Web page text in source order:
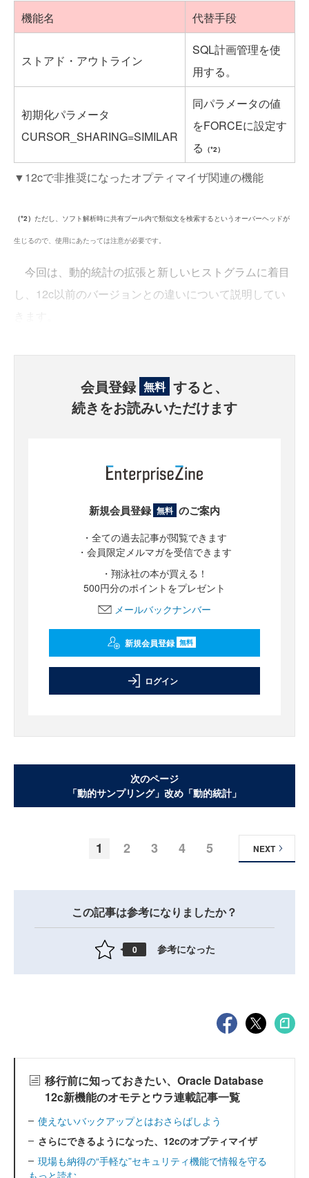
▼12cで非推奨になったオプティマイザ関連の機能
機能名 代替手段
ストアド・アウトライン
SQL計画管理を使
用する。
初期化パラメータ
CURSOR_SHARING=SIMILAR
同パラメータの値
をFORCEに設定す
る （*2）
（*2） ただし、ソフト解析時に共有プール内で類似文を検索するというオーバーヘッドが
生じるので、使用にあたっては注意が必要です。
今回は、動的統計の拡張と新しいヒストグラムに着目
し、12c以前のバージョンとの違いについて説明してい
会員登録 無料 すると、
続きをお読みいただけます
新規会員登録 無料 のご案内
・全ての過去記事が閲覧できます
・会員限定メルマガを受信できます
・翔泳社の本が買える！
500円分のポイントをプレゼント
メールバックナンバー
新規会員登録 無料
ログイン
次のページ
「動的サンプリング」改め「動的統計」
1 2 3 4 5 NEXT
この記事は参考になりましたか？
0 参考になった
移行前に知っておきたい、Oracle Database
12c新機能のオモテとウラ連載記事一覧
使えないバックアップとはおさらばしよう
さらにできるようになった、12cのオプティマイザ
現場も納得の“手軽な”セキュリティ機能で情報を守る
もっと読む